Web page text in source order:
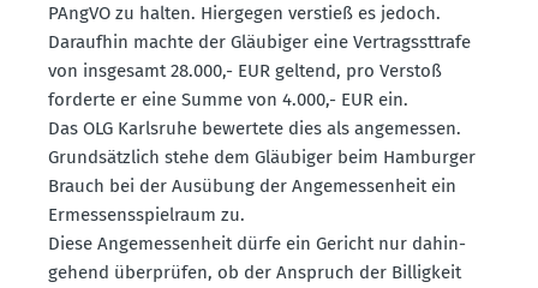
PAngVO zu halten. Hiergegen verstieß es jedoch.
Daraufhin machte der Gläubiger eine Vertragsst­trafe
von insgesamt 28.000,- EUR geltend, pro Verstoß
forderte er eine Summe von 4.000,- EUR ein.
Das OLG Karlsruhe bewertete dies als angemessen.
Grund­sätzlich stehe dem Gläubiger beim Hamburger
Brauch bei der Ausübung der Angemes­senheit ein
Ermes­sens­spielraum zu.
Diese Angemes­senheit dürfe ein Gericht nur dahin­
gehend überprüfen, ob der Anspruch der Billigkeit